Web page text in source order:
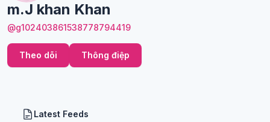
m.J khan Khan
@g102403861538778794419
Theo dõi Thông điệp
Latest Feeds